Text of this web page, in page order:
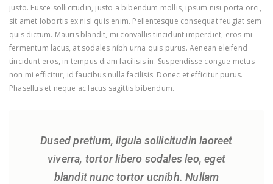
justo. Fusce sollicitudin, justo a bibendum mollis, ipsum nisi porta orci,
sit amet lobortis ex nisl quis enim. Pellentesque consequat feugiat sem
quis dictum. Mauris blandit, mi convallis tincidunt imperdiet, eros mi
fermentum lacus, at sodales nibh urna quis purus. Aenean eleifend
tincidunt eros, in tempus diam facilisis in. Suspendisse congue metus
non mi efficitur, id faucibus nulla facilisis. Donec et efficitur purus.
Phasellus et neque ac lacus sagittis bibendum.
Dused pretium, ligula sollicitudin laoreet
viverra, tortor libero sodales leo, eget
blandit nunc tortor ucnibh. Nullam